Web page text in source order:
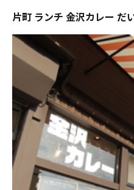
片町 ランチ 金沢カレー だ